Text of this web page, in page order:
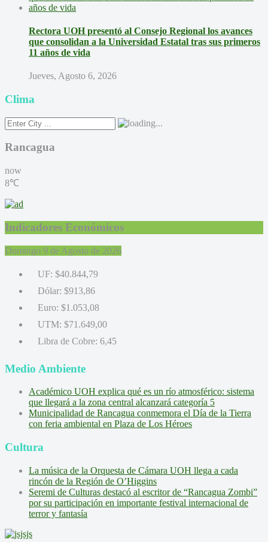
Rectora UOH presentó al Consejo Regional los avances
que consolidan a la Universidad Estatal tras sus primeros
11 años de vida
Jueves, Agosto 6, 2026
Clima
Rancagua
now
8℃
Indicadores Económicos
Domingo 9 de Agosto de 2026
UF: $40.844,79
Dólar: $913,86
Euro: $1.053,08
UTM: $71.649,00
Libra de Cobre: 6,45
Medio Ambiente
Académico UOH explica qué es un río atmosférico: sistema
que llegará a la zona central alcanzará categoría 5
Municipalidad de Rancagua conmemora el Día de la Tierra
con feria ambiental en Plaza de Los Héroes
Cultura
La música de la Orquesta de Cámara UOH llega a cada
rincón de la Región de O’Higgins
Seremi de Culturas destacó al escritor de “Rancagua Zombi”
por su participación en importante festival internacional de
terror y fantasía